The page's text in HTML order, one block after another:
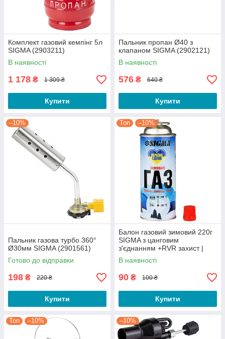
Комплект газовий кемпінг 5л
SIGMA (2903211)
В наявності
1 178 ₴ 1 309 ₴
Купити
Пальник пропан Ø40 з
клапаном SIGMA (2902121)
В наявності
576 ₴ 640 ₴
Купити
–10%
Пальник газова турбо 360°
Ø30мм SIGMA (2901561)
Готово до відправки
198 ₴ 220 ₴
Купити
Топ –10%
Балон газовий зимовий 220г
SIGMA з цанговим
з'єднанням +RVR захист |
-20°C до +40°C
В наявності
90 ₴ 100 ₴
Купити
Топ –10% –10%